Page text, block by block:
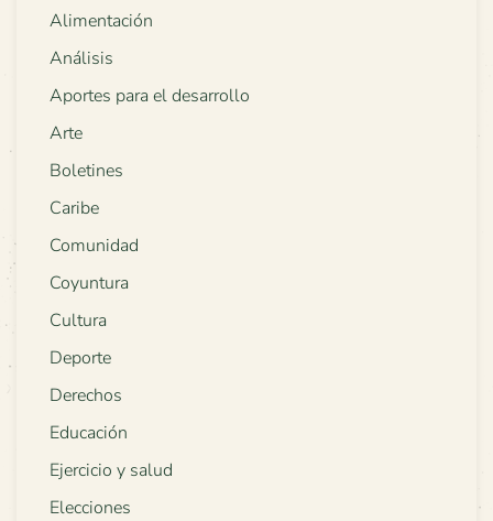
Alimentación
Análisis
Aportes para el desarrollo
Arte
Boletines
Caribe
Comunidad
Coyuntura
Cultura
Deporte
Derechos
Educación
Ejercicio y salud
Elecciones